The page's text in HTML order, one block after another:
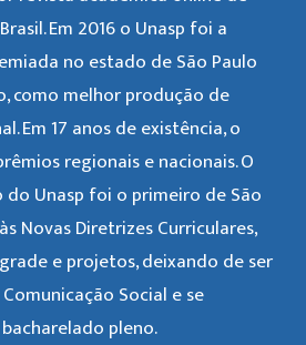
Em 2016 o Unasp foi a
no estado de São Paulo
como melhor produção de
Em 17 anos de existência, o
regionais e nacionais. O
do Unasp foi o primeiro de São
Novas Diretrizes Curriculares,
e projetos, deixando de ser
Social e se
pleno.